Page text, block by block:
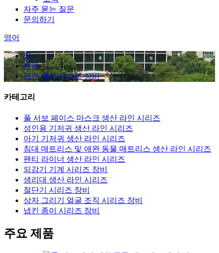
자주 묻는 질문
문의하기
영어
집
제품
냅킨 종이 시리즈 장비
카테고리
풀 서보 페이스 마스크 생산 라인 시리즈
성인용 기저귀 생산 라인 시리즈
아기 기저귀 생산 라인 시리즈
침대 매트리스 및 애완 동물 매트리스 생산 라인 시리즈
팬티 라이너 생산 라인 시리즈
되감기 기계 시리즈 장비
생리대 생산 라인 시리즈
절단기 시리즈 장비
상자 그리기 얼굴 조직 시리즈 장비
냅킨 종이 시리즈 장비
주요 제품